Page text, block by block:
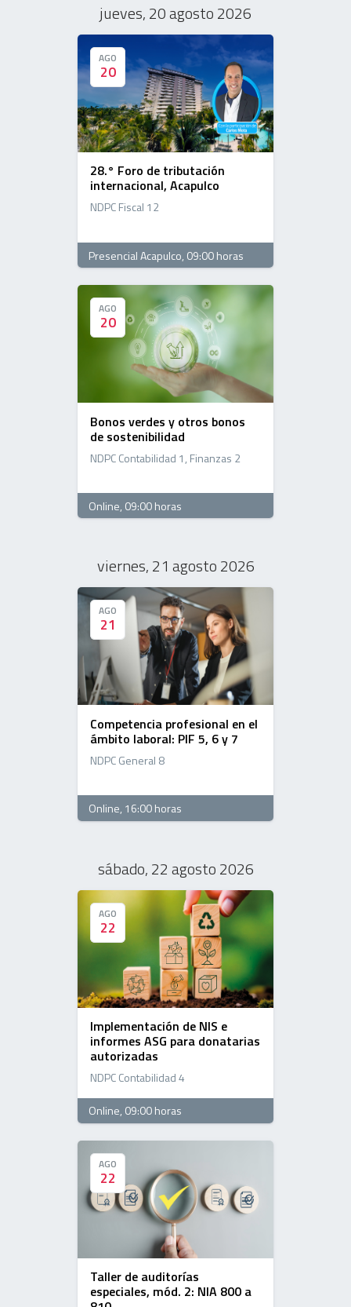
jueves, 20 agosto 2026
AGO
20
AGO
20
28.° Foro de tributación
internacional, Acapulco
NDPC Fiscal 12
Presencial Acapulco, 09:00 horas
AGO
20
AGO
20
Bonos verdes y otros bonos
de sostenibilidad
NDPC Contabilidad 1, Finanzas 2
Online, 09:00 horas
viernes, 21 agosto 2026
AGO
21
AGO
21
Competencia profesional en el
ámbito laboral: PIF 5, 6 y 7
NDPC General 8
Online, 16:00 horas
sábado, 22 agosto 2026
AGO
22
AGO
22
Implementación de NIS e
informes ASG para donatarias
autorizadas
NDPC Contabilidad 4
Online, 09:00 horas
AGO
22
AGO
22
Taller de auditorías
especiales, mód. 2: NIA 800 a